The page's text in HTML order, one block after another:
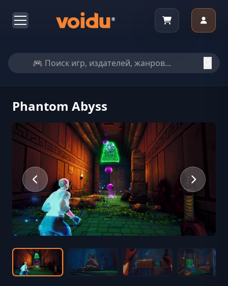
Phantom Abyss